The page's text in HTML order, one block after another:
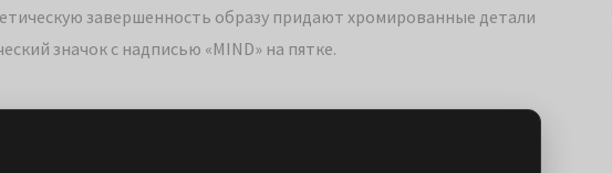
завершенность образу придают хромированные детали
значок с надписью «MIND» на пятке.